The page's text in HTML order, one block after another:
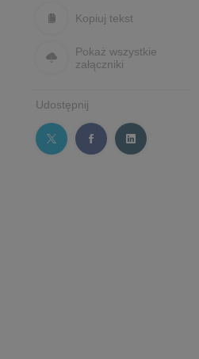
Kopiuj tekst
Pokaż wszystkie
załączniki
Udostępnij